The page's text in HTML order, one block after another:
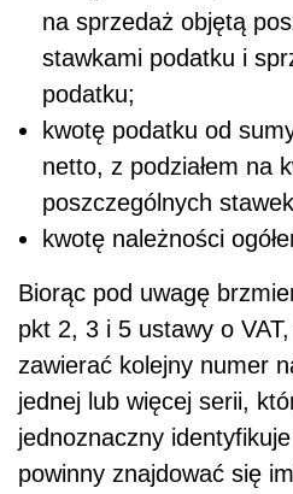
na sprzedaż objętą
stawkami podatku i
podatku;
kwotę podatku od
netto, z podziałem na
poszczególnych
kwotę należności
Biorąc pod uwagę
pkt 2, 3 i 5 ustawy o
zawierać kolejny numer
jednej lub więcej serii,
jednoznaczny
powinny znajdować się